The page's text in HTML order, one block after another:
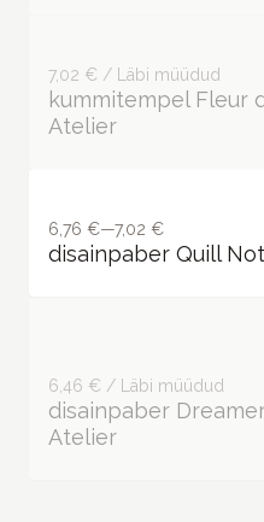
7,02 € / Läbi müüdud
kummitempel Fleur
Atelier
6,76 €—7,02 €
disainpaber Quill
6,46 € / Läbi müüdud
disainpaber
Atelier